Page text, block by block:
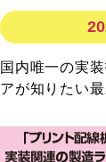
国内唯一の実
アが知りたい